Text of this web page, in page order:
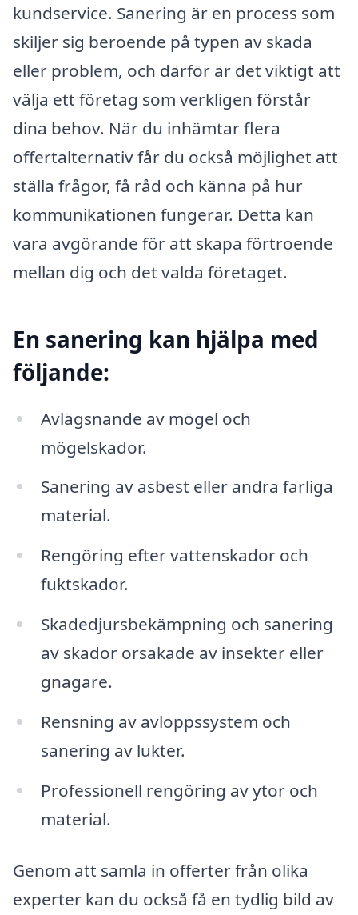
kundservice. Sanering är en process som
skiljer sig beroende på typen av skada
eller problem, och därför är det viktigt att
välja ett företag som verkligen förstår
dina behov. När du inhämtar flera
offertalternativ får du också möjlighet att
ställa frågor, få råd och känna på hur
kommunikationen fungerar. Detta kan
vara avgörande för att skapa förtroende
mellan dig och det valda företaget.
En sanering kan hjälpa med
följande:
Avlägsnande av mögel och
mögelskador.
Sanering av asbest eller andra farliga
material.
Rengöring efter vattenskador och
fuktskador.
Skadedjursbekämpning och sanering
av skador orsakade av insekter eller
gnagare.
Rensning av avloppssystem och
sanering av lukter.
Professionell rengöring av ytor och
material.
Genom att samla in offerter från olika
experter kan du också få en tydlig bild av